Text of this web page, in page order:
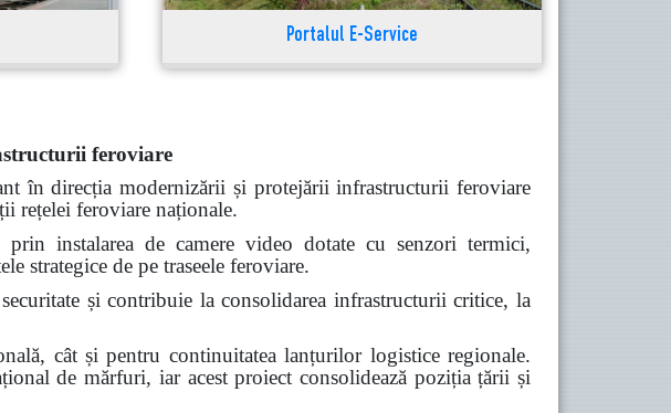
Portalul E-Service
feroviare
în direcția modernizării și protejării infrastructurii feroviare
rețelei feroviare naționale.
instalarea de camere video dotate cu senzori termici,
strategice de pe traseele feroviare.
și contribuie la consolidarea infrastructurii critice, la
cât și pentru continuitatea lanțurilor logistice regionale.
de mărfuri, iar acest proiect consolidează poziția țării și